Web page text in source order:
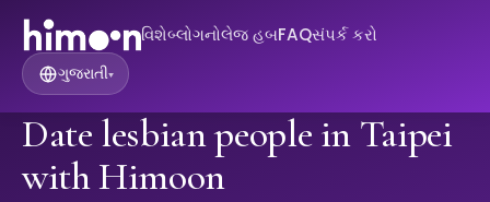
વિશેબ્લોગનોલેજ હબFAQસંપર્ક કરો
ગુજરાતી▾
Date lesbian people in Taipei
with Himoon